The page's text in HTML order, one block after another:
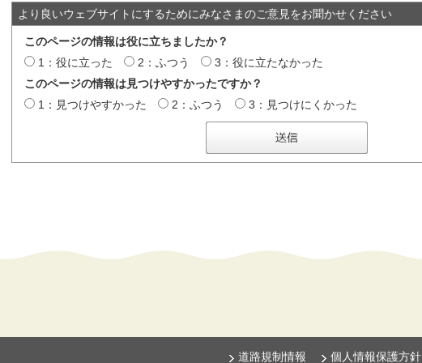
より良いウェブサイトにするためにみなさまのご意見をお聞かせください
このページの情報は役に立ちましたか？
1：役に立った
2：ふつう
3：役に立たなかった
このページの情報は見つけやすかったですか？
1：見つけやすかった
2：ふつう 3：見つけにくかった
道路規制情報 個人情報保護方針